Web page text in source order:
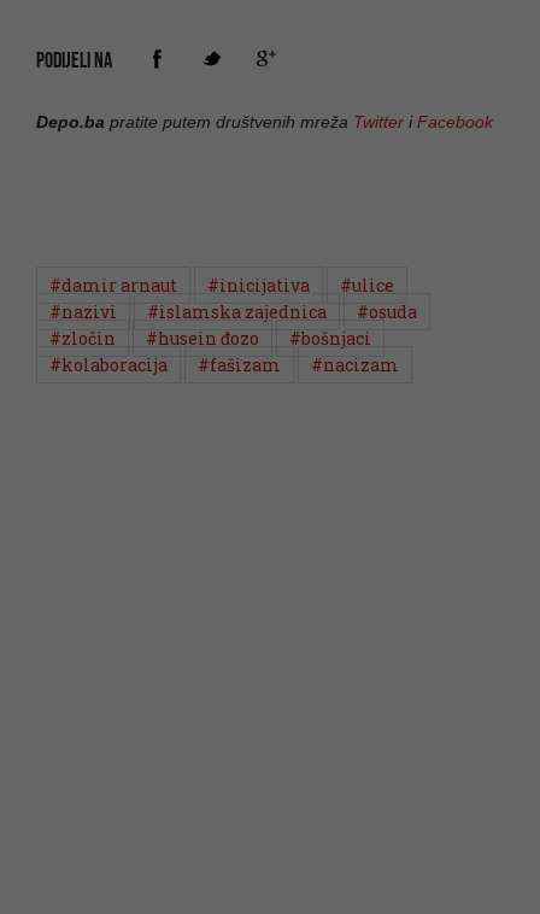
PODIJELI NA
Depo.ba pratite putem društvenih mreža Twitter iFacebook
#damir arnaut #inicijativa
#ulice
#nazivi
#islamska zajednica
#osuda
#zločin
#husein đozo
#bošnjaci
#kolaboracija
#fašizam #nacizam